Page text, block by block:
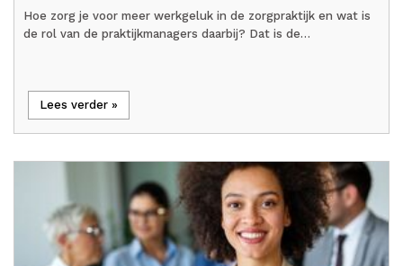
Hoe zorg je voor meer werkgeluk in de zorgpraktijk en wat is
de rol van de praktijkmanagers daarbij? Dat is de…
Lees verder »